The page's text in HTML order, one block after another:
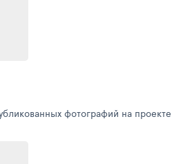
фотографий на проекте